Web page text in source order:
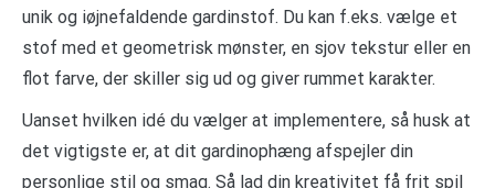
unik og iøjnefaldende gardinstof. Du kan f.eks. vælge et
stof med et geometrisk mønster, en sjov tekstur eller en
flot farve, der skiller sig ud og giver rummet karakter.
Uanset hvilken idé du vælger at implementere, så husk at
det vigtigste er, at dit gardinophæng afspejler din
personlige stil og smag. Så lad din kreativitet få frit spil